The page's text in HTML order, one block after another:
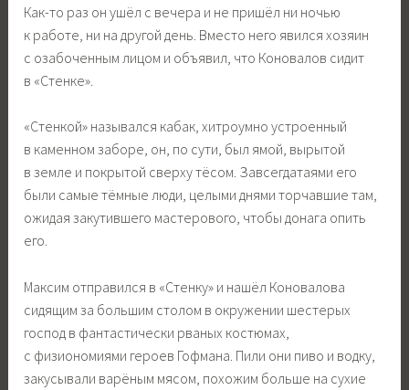
Как-то раз он ушёл с вечера и не пришёл ни ночью
к работе, ни на другой день. Вместо него явился хозяин
с озабоченным лицом и объявил, что Коновалов сидит
в «Стенке».
«Стенкой» назывался кабак, хитроумно устроенный
в каменном заборе, он, по сути, был ямой, вырытой
в земле и покрытой сверху тёсом. Завсегдатаями его
были самые тёмные люди, целыми днями торчавшие там,
ожидая закутившего мастерового, чтобы донага опить
его.
Максим отправился в «Стенку» и нашёл Коновалова
сидящим за большим столом в окружении шестерых
господ в фантастически рваных костюмах,
с физиономиями героев Гофмана. Пили они пиво и водку,
закусывали варёным мясом, похожим больше на сухие